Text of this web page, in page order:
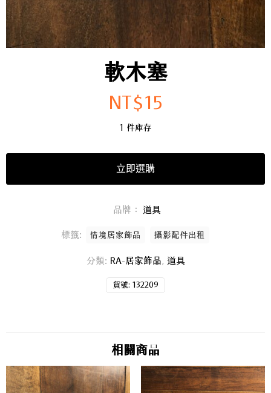
軟木塞
NT$15
1 件庫存
立即選購
貨號: 132209
分類: RA-居家飾品 , 道具
標籤: 情境居家飾品 攝影配件出租
品牌： 道具
相關商品